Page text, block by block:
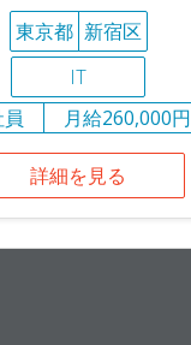
東京都 新宿区
IT
月給260,000円
詳細を見る